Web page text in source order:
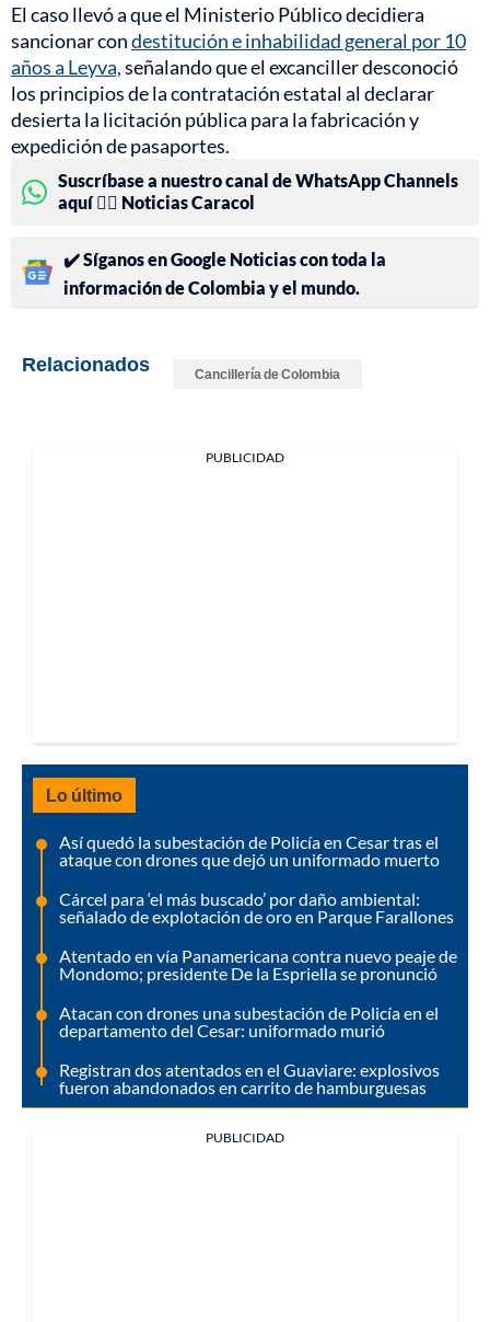
El caso llevó a que el Ministerio Público decidiera
sancionar condestitución e inhabilidad general por 10
años a Leyva,señalando que el excanciller desconoció
los principios de la contratación estatal al declarar
desierta la licitación pública para la fabricación y
expedición de pasaportes.
Suscríbase a nuestro canal de WhatsApp Channels
aquí 👉🏻 Noticias Caracol
✔️ Síganos en Google Noticias con toda la
información de Colombia y el mundo.
Relacionados Cancillería de Colombia
PUBLICIDAD
Lo último
Así quedó la subestación de Policía en Cesar tras el
ataque con drones que dejó un uniformado muerto
Cárcel para ‘el más buscado’ por daño ambiental:
señalado de explotación de oro en Parque Farallones
Atentado en vía Panamericana contra nuevo peaje de
Mondomo; presidente De la Espriella se pronunció
Atacan con drones una subestación de Policía en el
departamento del Cesar: uniformado murió
Registran dos atentados en el Guaviare: explosivos
fueron abandonados en carrito de hamburguesas
PUBLICIDAD